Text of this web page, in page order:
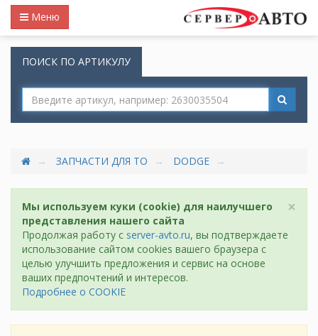
Меню
ПОИСК ПО АРТИКУЛУ
ЗАПЧАСТИ ДЛЯ ТО DODGE
×
Мы используем куки (cookie) для наилучшего
представления нашего сайта
Продолжая работу с server-avto.ru, вы подтверждаете
использование сайтом cookies вашего браузера с
целью улучшить предложения и сервис на основе
ваших предпочтений и интересов.
Подробнее о COOKIE